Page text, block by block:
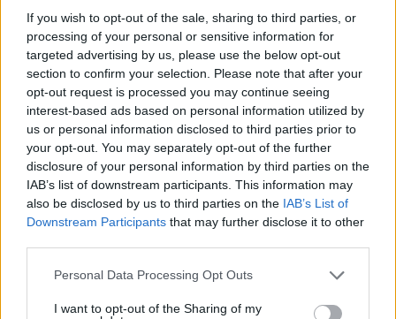
If you wish to opt-out of the sale, sharing to third parties, or
processing of your personal or sensitive information for
targeted advertising by us, please use the below opt-out
section to confirm your selection. Please note that after your
opt-out request is processed you may continue seeing
interest-based ads based on personal information utilized by
us or personal information disclosed to third parties prior to
your opt-out. You may separately opt-out of the further
disclosure of your personal information by third parties on the
IAB’s list of downstream participants. This information may
also be disclosed by us to third parties on the IAB’s List of
Downstream Participants that may further disclose it to other
Please note that this website/app uses one or more Google
not limited to your visit or usage behaviour. You may click to
Personal Data Processing Opt Outs
I want to opt-out of the Sharing of my
Συνδικαλιστής ψαράς που αποχώρησε
από την Ελπίδα της Καρυστιανού, της
ζητά να τον προστατέψει:
Καταγγέλλει μεθοδευμένη σπίλωση
από μέλη του κόμματος
08.08.2026, 20:05 19
Από τη Μόρια στον γάμο, τη ΜΚΟ και
την κατηγορία για φόνο: Η σκοτεινή
08.08.2026, 12:18 115